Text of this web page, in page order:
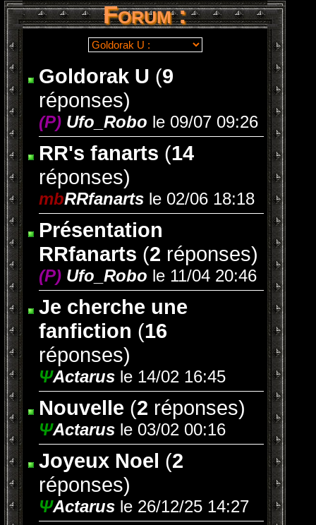
Forum :
Goldorak U (9
réponses)
(P) Ufo_Robo le 09/07 09:26
RR's fanarts (14
réponses)
mbRRfanarts le 02/06 18:18
Présentation
RRfanarts (2 réponses)
(P) Ufo_Robo le 11/04 20:46
Je cherche une
fanfiction (16
réponses)
ΨActarus le 14/02 16:45
Nouvelle (2 réponses)
ΨActarus le 03/02 00:16
Joyeux Noel (2
réponses)
ΨActarus le 26/12/25 14:27